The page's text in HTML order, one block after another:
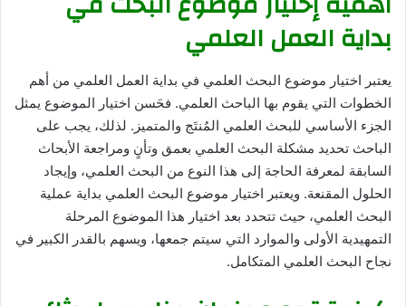
بداية العمل العلمي
يعتبر اختيار موضوع البحث العلمي في بداية العمل العلمي من أهم
الخطوات التي يقوم بها الباحث العلمي. فحَسن اختيار الموضوع يمثل
الجزء الأساسي للبحث العلمي المُنتَج والمتميز. لذلك، يجب على
الباحث تحديد مشكلة البحث العلمي بعمق وتأنٍ ومراجعة الأبحاث
السابقة لمعرفة الحاجة إلى هذا النوع من البحث العلمي، وإيجاد
الحلول المقنعة. ويعتبر اختيار موضوع البحث العلمي بداية عملية
البحث العلمي، حيث تتحدد بعد اختيار هذا الموضوع المرحلة
التمهيدية الأولى والموارد التي سيتم جمعها، ويسهم بالقدر الكبير في
نجاح البحث العلمي المتكامل.